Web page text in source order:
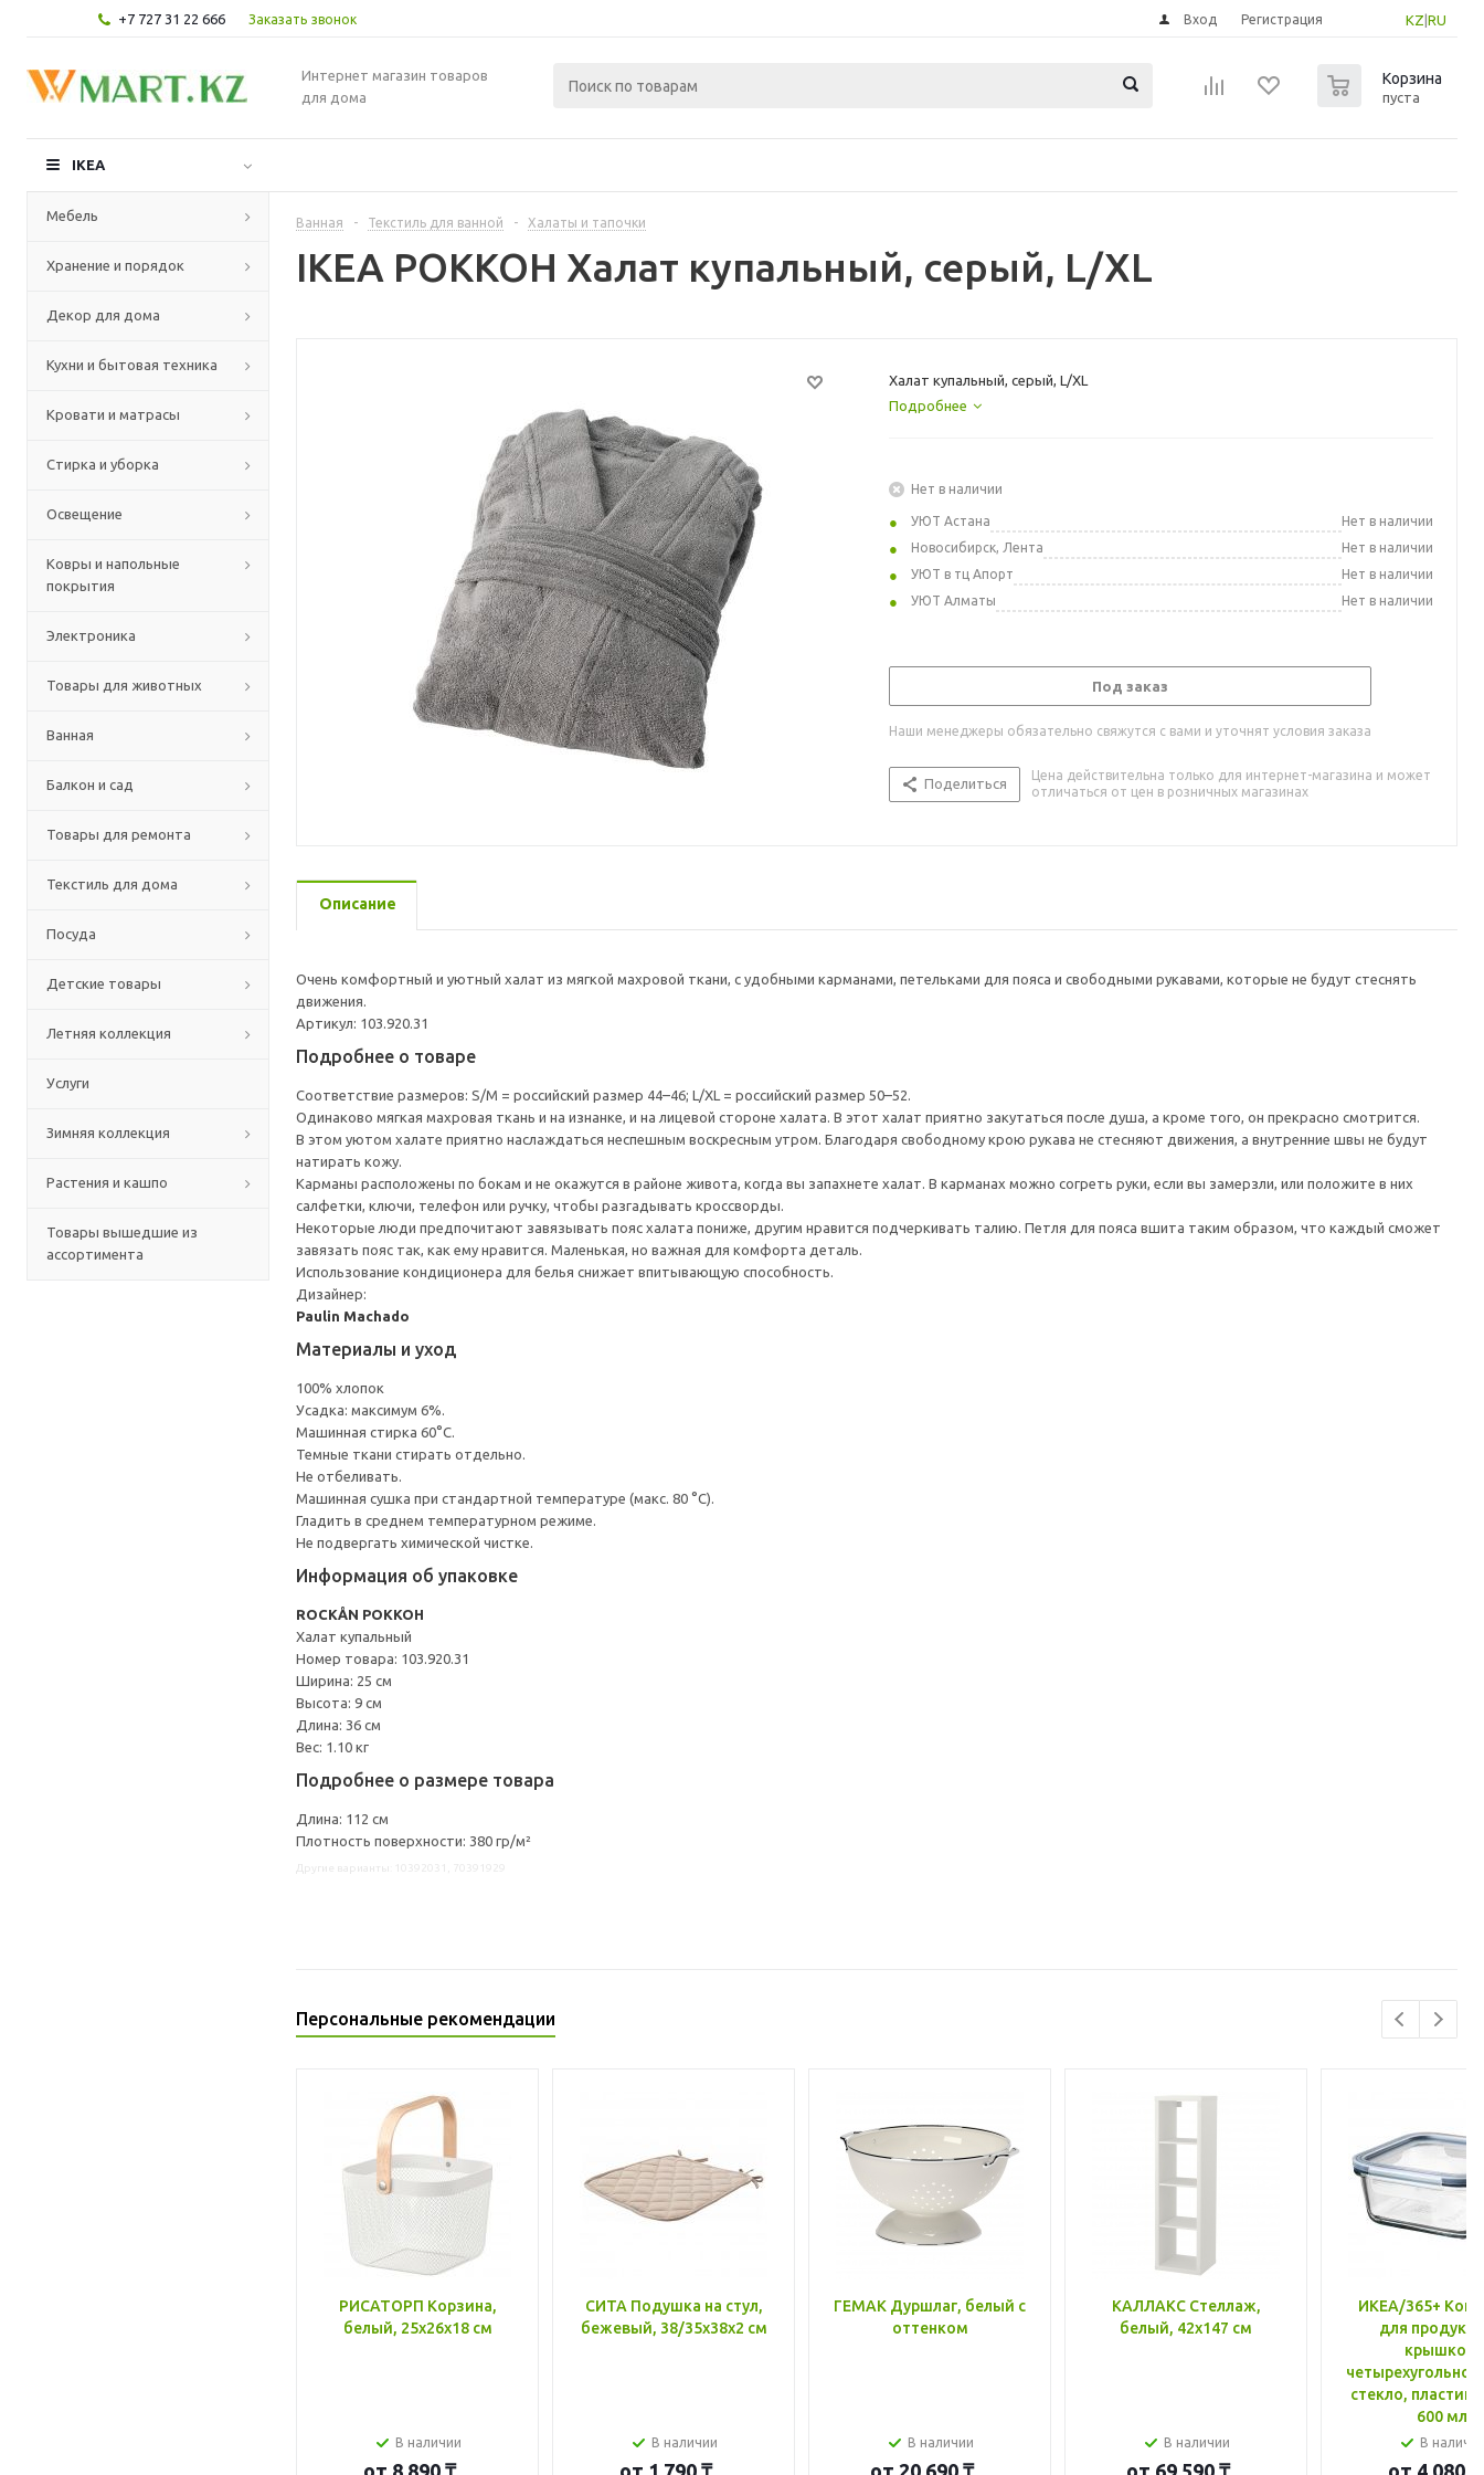
+7 727 31 22 666 Заказать звонок KZ RU
Вход Регистрация
Интернет магазин товаров
для дома
Корзина
пуста
IKEA
Мебель
Хранение и порядок
Декор для дома
Кухни и бытовая техника
Кровати и матрасы
Стирка и уборка
Освещение
Ковры и напольные
покрытия
Электроника
Товары для животных
Ванная
Балкон и сад
Товары для ремонта
Текстиль для дома
Посуда
Детские товары
Летняя коллекция
Услуги
Зимняя коллекция
Растения и кашпо
Товары вышедшие из
ассортимента
Ванная - Текстиль для ванной - Халаты и тапочки
IKEA РОККОН Халат купальный, серый, L/XL
Халат купальный, серый, L/XL
Подробнее
Нет в наличии
УЮТ Астана
Нет в наличии
Новосибирск, Лента
Нет в наличии
УЮТ в тц Апорт
Нет в наличии
УЮТ Алматы
Нет в наличии
Под заказ
Наши менеджеры обязательно свяжутся с вами и уточнят условия заказа
Поделиться
Цена действительна только для интернет-магазина и может
отличаться от цен в розничных магазинах
Описание
Очень комфортный и уютный халат из мягкой махровой ткани, с удобными карманами, петельками для пояса и свободными рукавами, которые не будут стеснять
движения.
Артикул: 103.920.31
Подробнее о товаре
Соответствие размеров: S/M = российский размер 44–46; L/XL = российский размер 50–52.
Одинаково мягкая махровая ткань и на изнанке, и на лицевой стороне халата. В этот халат приятно закутаться после душа, а кроме того, он прекрасно смотрится.
В этом уютом халате приятно наслаждаться неспешным воскресным утром. Благодаря свободному крою рукава не стесняют движения, а внутренние швы не будут
натирать кожу.
Карманы расположены по бокам и не окажутся в районе живота, когда вы запахнете халат. В карманах можно согреть руки, если вы замерзли, или положите в них
салфетки, ключи, телефон или ручку, чтобы разгадывать кроссворды.
Некоторые люди предпочитают завязывать пояс халата пониже, другим нравится подчеркивать талию. Петля для пояса вшита таким образом, что каждый сможет
завязать пояс так, как ему нравится. Маленькая, но важная для комфорта деталь.
Использование кондиционера для белья снижает впитывающую способность.
Дизайнер:
Paulin Machado
Материалы и уход
100% хлопок
Усадка: максимум 6%.
Машинная стирка 60°С.
Темные ткани стирать отдельно.
Не отбеливать.
Машинная сушка при стандартной температуре (макс. 80 °C).
Гладить в среднем температурном режиме.
Не подвергать химической чистке.
Информация об упаковке
ROCKÅN РОККОН
Халат купальный
Номер товара: 103.920.31
Ширина: 25 см
Высота: 9 см
Длина: 36 см
Вес: 1.10 кг
Подробнее о размере товара
Длина: 112 см
Плотность поверхности: 380 гр/м²
Персональные рекомендации
РИСАТОРП Корзина,
белый, 25x26x18 см
В наличии
от 8 890 ₸
СИТА Подушка на стул,
бежевый, 38/35x38x2 см
В наличии
от 1 790 ₸
ГЕМАК Дуршлаг, белый с
оттенком
В наличии
от 20 690 ₸
КАЛЛАКС Стеллаж,
белый, 42x147 см
В наличии
от 69 590 ₸
ИКЕА/365+
для
крышкой,
стекло, пластик
600 мл
В
от 4 080 ₸